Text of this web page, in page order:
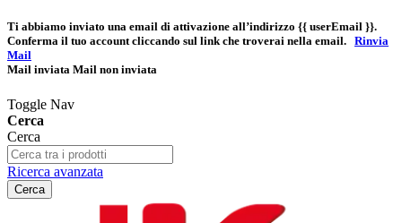
Ti abbiamo inviato una email di attivazione all’indirizzo {{ userEmail }}.
Conferma il tuo account cliccando sul link che troverai nella email. Rinvia
Mail
Mail inviata Mail non inviata
Toggle Nav
Cerca
Cerca
Ricerca avanzata
Cerca